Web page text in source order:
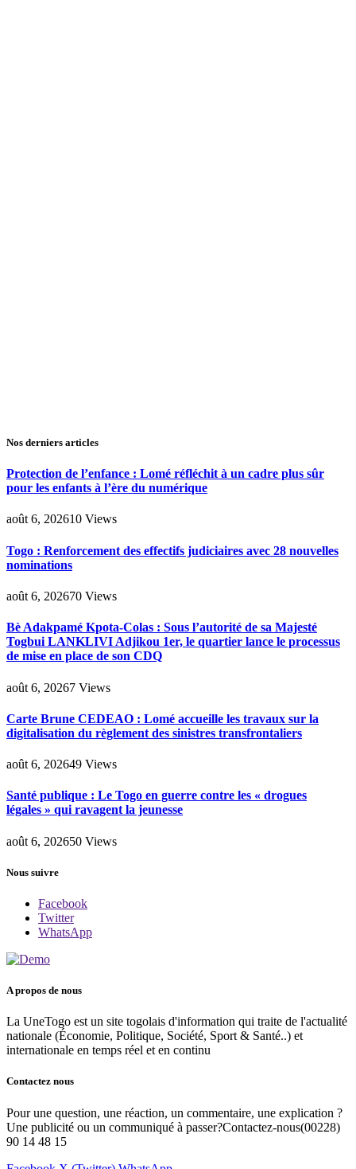
Nos derniers articles
Protection de l’enfance : Lomé réfléchit à un cadre plus sûr
pour les enfants à l’ère du numérique
août 6, 202610 Views
Togo : Renforcement des effectifs judiciaires avec 28 nouvelles
nominations
août 6, 202670 Views
Bè Adakpamé Kpota-Colas : Sous l’autorité de sa Majesté
Togbui LANKLIVI Adjikou 1er, le quartier lance le processus
de mise en place de son CDQ
août 6, 20267 Views
Carte Brune CEDEAO : Lomé accueille les travaux sur la
digitalisation du règlement des sinistres transfrontaliers
août 6, 202649 Views
Santé publique : Le Togo en guerre contre les « drogues
légales » qui ravagent la jeunesse
août 6, 202650 Views
Nous suivre
Facebook
Twitter
WhatsApp
A propos de nous
La UneTogo est un site togolais d'information qui traite de l'actualité
nationale (Économie, Politique, Société, Sport & Santé..) et
internationale en temps réel et en continu
Contactez nous
Pour une question, une réaction, un commentaire, une explication ?
Une publicité ou un communiqué à passer?Contactez-nous(00228)
90 14 48 15